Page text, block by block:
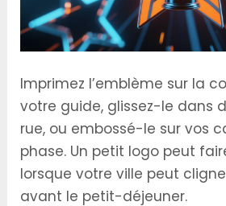
Imprimez l’emblème sur la
votre guide, glissez-le dans
rue, ou embossé-le sur vos
phase. Un petit logo peut
lorsque votre ville peut
avant le petit-déjeuner.